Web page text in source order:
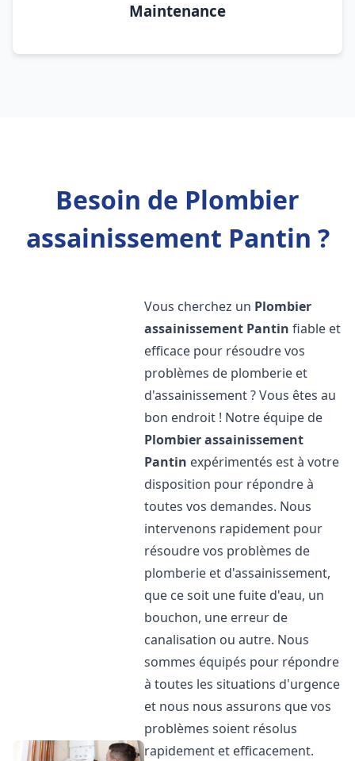
Maintenance
Besoin de Plombier
assainissement Pantin ?
Vous cherchez un Plombier
assainissement Pantin fiable et
efficace pour résoudre vos
problèmes de plomberie et
d'assainissement ? Vous êtes au
bon endroit ! Notre équipe de
Plombier assainissement
Pantin expérimentés est à votre
disposition pour répondre à
toutes vos demandes. Nous
intervenons rapidement pour
résoudre vos problèmes de
plomberie et d'assainissement,
que ce soit une fuite d'eau, un
bouchon, une erreur de
canalisation ou autre. Nous
sommes équipés pour répondre
à toutes les situations d'urgence
et nous nous assurons que vos
problèmes soient résolus
rapidement et efficacement.